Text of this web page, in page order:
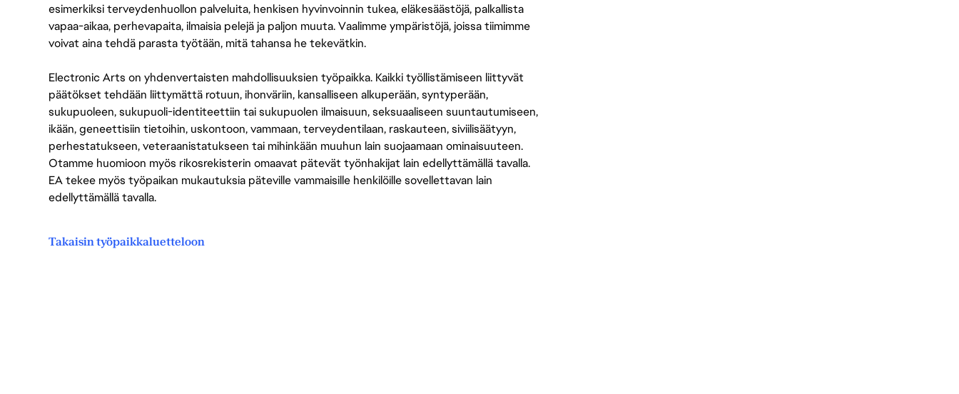
esimerkiksi terveydenhuollon palveluita, henkisen hyvinvoinnin tukea, eläkesäästöjä, palkallista
vapaa-aikaa, perhevapaita, ilmaisia pelejä ja paljon muuta. Vaalimme ympäristöjä, joissa tiimimme
voivat aina tehdä parasta työtään, mitä tahansa he tekevätkin.
Electronic Arts on yhdenvertaisten mahdollisuuksien työpaikka. Kaikki työllistämiseen liittyvät
päätökset tehdään liittymättä rotuun, ihonväriin, kansalliseen alkuperään, syntyperään,
sukupuoleen, sukupuoli-identiteettiin tai sukupuolen ilmaisuun, seksuaaliseen suuntautumiseen,
ikään, geneettisiin tietoihin, uskontoon, vammaan, terveydentilaan, raskauteen, siviilisäätyyn,
perhestatukseen, veteraanistatukseen tai mihinkään muuhun lain suojaamaan ominaisuuteen.
Otamme huomioon myös rikosrekisterin omaavat pätevät työnhakijat lain edellyttämällä tavalla.
EA tekee myös työpaikan mukautuksia päteville vammaisille henkilöille sovellettavan lain
edellyttämällä tavalla.
Takaisin työpaikkaluetteloon